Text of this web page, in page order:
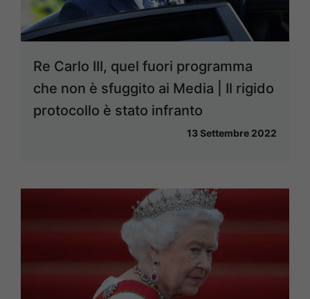
Re Carlo III, quel fuori programma
che non è sfuggito ai Media | Il rigido
protocollo è stato infranto
13 Settembre 2022